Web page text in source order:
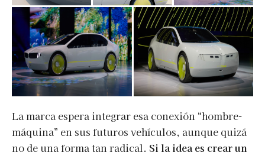
La marca espera integrar esa conexión “hombre-
máquina” en sus futuros vehículos, aunque quizá
no de una forma tan radical. Si la idea es crear un